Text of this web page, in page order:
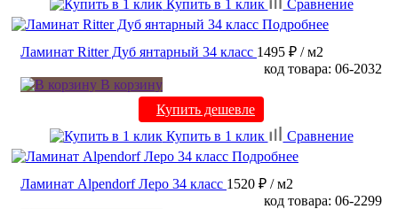
Купить в 1 клик
Сравнение
Подробнее
Ламинат Ritter Дуб янтарный 34 класс 1495 ₽ / м2
код товара: 06-2032
В корзину
Купить дешевле
Купить в 1 клик
Сравнение
Подробнее
Ламинат Alpendorf Леро 34 класс 1520 ₽ / м2
код товара: 06-2299